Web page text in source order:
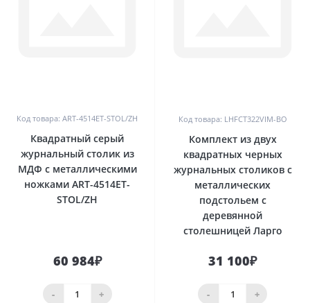
Код товара: ART-4514ET-STOL/ZH
Квадратный серый
журнальный столик из
МДФ с металлическими
ножками ART-4514ET-
STOL/ZH
60 984₽
- +
Код товара: LHFCT322VIM-BO
Комплект из двух
квадратных черных
журнальных столиков с
металлических
подстольем с
деревянной
столешницей Ларго
31 100₽
- +